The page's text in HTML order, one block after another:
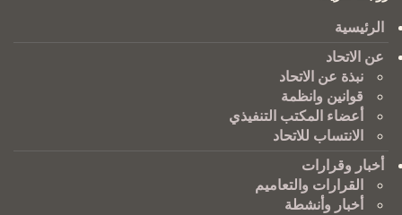
الرئيسية
عن الاتحاد
نبذة عن الاتحاد
قوانين وانظمة
أعضاء المكتب التنفيذي
الانتساب للاتحاد
أخبار وقرارات
القرارات والتعاميم
أخبار وأنشطة